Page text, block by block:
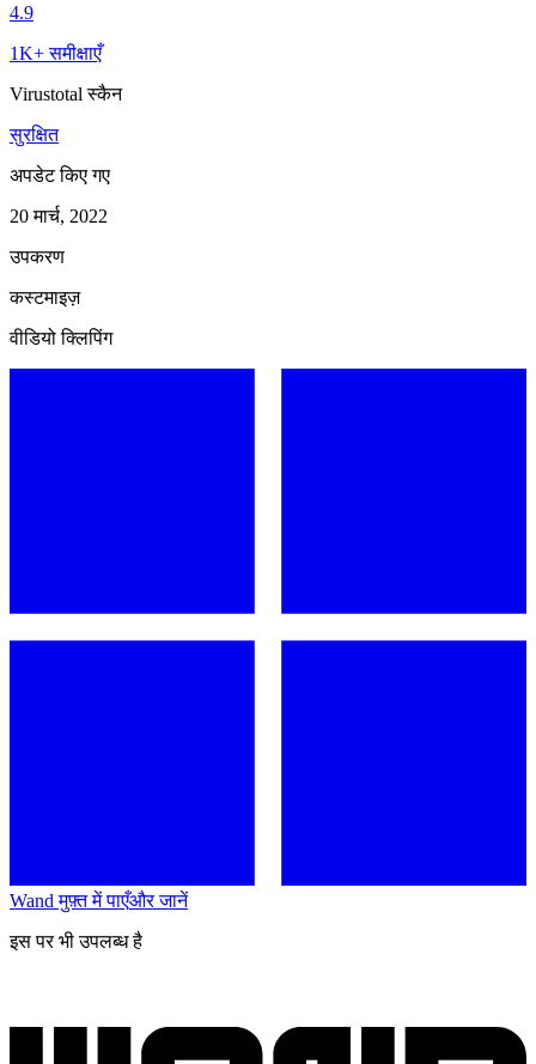
4.9
1K+ समीक्षाएँ
Virustotal स्कैन
सुरक्षित
अपडेट किए गए
20 मार्च, 2022
उपकरण
कस्टमाइज़
वीडियो क्लिपिंग
Wand मुफ़्त में पाएँऔर जानें
इस पर भी उपलब्ध है